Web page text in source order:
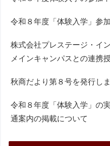
令和８年度「体験入学」参
株式会社プレステージ・イ
メインキャンパスとの連携
秋商だより第８号を発行し
令和８年度「体験入学」の
通案内の掲載について